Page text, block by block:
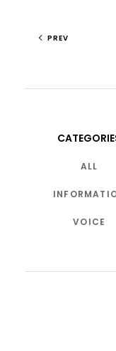
PREV
ALL
VOICE